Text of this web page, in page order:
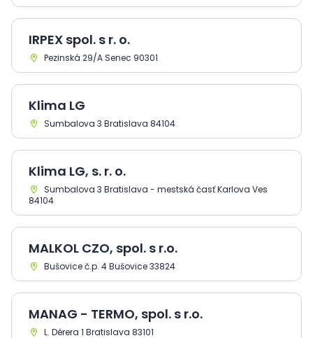
IRPEX spol. s r. o.
Pezinská 29/A Senec 90301
Klima LG
Sumbalova 3 Bratislava 84104
Klima LG, s. r. o.
Sumbalova 3 Bratislava - mestská časť Karlova Ves
84104
MALKOL CZO, spol. s r.o.
Bušovice č.p. 4 Bušovice 33824
MANAG - TERMO, spol. s r.o.
L. Dérera 1 Bratislava 83101